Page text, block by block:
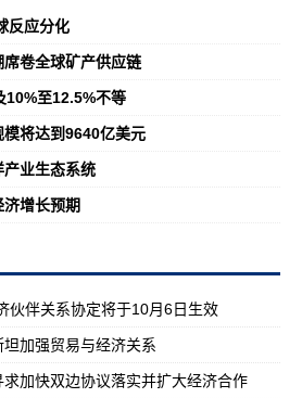
反应分化
卷全球矿产供应链
10%至12.5%不等
将达到9640亿美元
业生态系统
增长预期
伙伴关系协定将于10月6日生效
加强贸易与经济关系
加快双边协议落实并扩大经济合作